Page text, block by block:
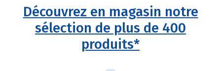
Découvrez en magasin notre
sélection de plus de 400
produits*